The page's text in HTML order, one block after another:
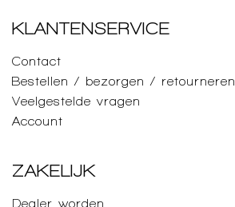
KLANTENSERVICE
Contact
Bestellen / bezorgen / retourneren
Veelgestelde vragen
Account
ZAKELIJK
Dealer worden